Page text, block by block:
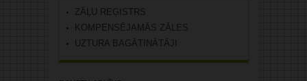
ZĀĻU REĢISTRS
KOMPENSĒJAMĀS ZĀLES
UZTURA BAGĀTINĀTĀJI